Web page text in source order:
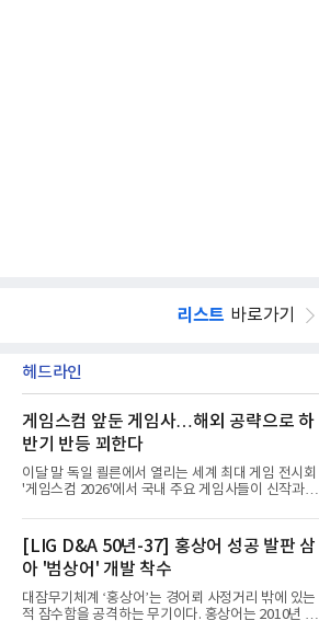
리스트 바로가기
헤드라인
게임스컴 앞둔 게임사…해외 공략으로 하
반기 반등 꾀한다
이달 말 독일 쾰른에서 열리는 세계 최대 게임 전시회
'게임스컴 2026'에서 국내 주요 게임사들이 신작과 글
체별로 엇갈린 가운데 하반기 신작 흥행과 해외 시장
성과가 실적을 좌우할 핵심 변수로 떠오르고 있다.8일
업계에 따르면 올해 상반기 게임업계는 기업별 성적
표가 크게 갈렸다. 대표적으로 크래프톤은 'PUBG: 배
틀그라운드'의 안정적인 성장에 힘입어 상반기 연결
기준 매출 2조6616억원, 영업이익 9725억원으로 역
대 최대 실적을 기록했다. 엔씨도 올해 출시한 '아이온
[LIG D&A 50년-37] 홍상어 성공 발판 삼
아 '범상어' 개발 착수
대잠무기체계 ‘홍상어’는 경어뢰 사정거리 밖에 있는
적 잠수함을 공격하는 무기이다. 홍상어는 2010년 넥